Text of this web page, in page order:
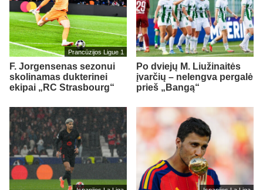
Prancūzijos Ligue 1
F. Jorgensenas sezonui
skolinamas dukterinei
ekipai „RC Strasbourg“
Po dviejų M. Liužinaitės
įvarčių – nelengva pergalė
prieš „Bangą“